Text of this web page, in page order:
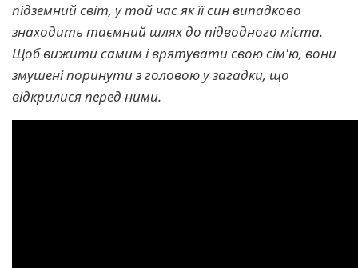
підземний світ, у той час як її син випадково
знаходить таємний шлях до підводного міста.
Щоб вижити самим і врятувати свою сім'ю, вони
змушені поринути з головою у загадки, що
відкрилися перед ними.